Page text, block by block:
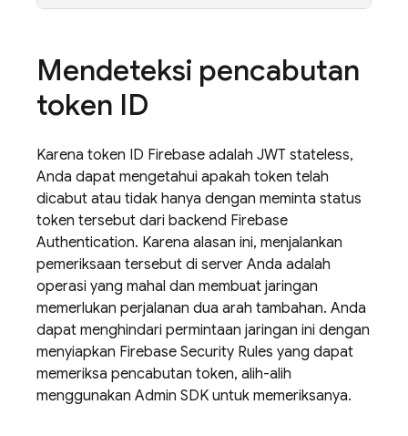
Mendeteksi pencabutan
token ID
Karena token ID Firebase adalah JWT stateless,
Anda dapat mengetahui apakah token telah
dicabut atau tidak hanya dengan meminta status
token tersebut dari backend Firebase
Authentication. Karena alasan ini, menjalankan
pemeriksaan tersebut di server Anda adalah
operasi yang mahal dan membuat jaringan
memerlukan perjalanan dua arah tambahan. Anda
dapat menghindari permintaan jaringan ini dengan
menyiapkan Firebase Security Rules yang dapat
memeriksa pencabutan token, alih-alih
menggunakan Admin SDK untuk memeriksanya.